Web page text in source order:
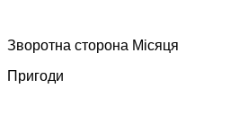
Зворотна сторона Місяця
Пригоди